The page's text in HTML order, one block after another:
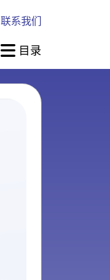
联系我们
目录